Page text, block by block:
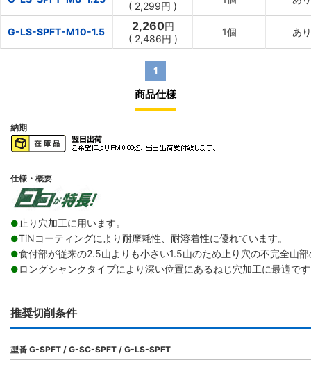
( 2,299円 )
G-LS-SPFT-M10-1.5 2,260円
( 2,486円 )
1個 あり
1
商品仕様
納期
仕様・概要
● 止り穴加工に用います。
●TiNコーティングにより耐摩耗性、耐溶着性に優れています。
●食付部が従来の2.5山よりも小さい1.5山のため止り穴の不完全山
● ロングシャンクタイプにより深い位置にあるねじ穴加工に最適で
推奨切削条件
型番 G-SPFT / G-SC-SPFT / G-LS-SPFT